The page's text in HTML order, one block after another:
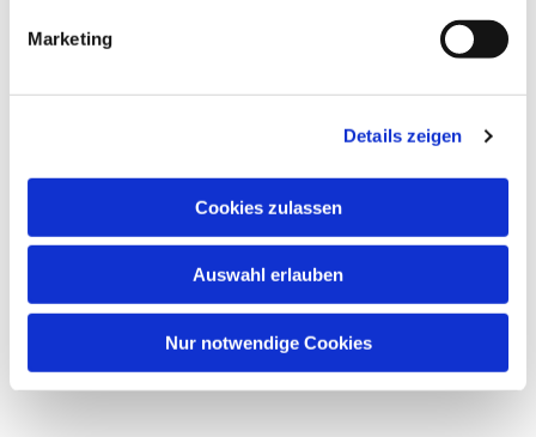
Marketing
Details zeigen
Cookies zulassen
Auswahl erlauben
Nur notwendige Cookies